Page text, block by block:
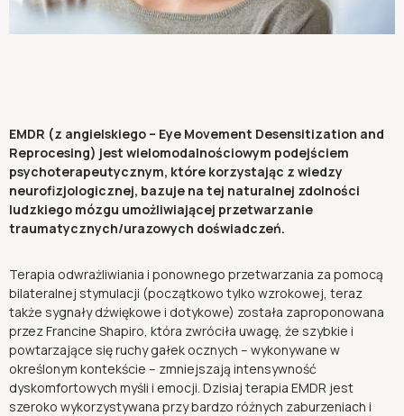
EMDR (z angielskiego – Eye Movement Desensitization and
Reprocesing) jest wielomodalnościowym podejściem
psychoterapeutycznym, które korzystając z wiedzy
neurofizjologicznej, bazuje na tej naturalnej zdolności
ludzkiego mózgu umożliwiającej przetwarzanie
traumatycznych/urazowych doświadczeń.
Terapia odwrażliwiania i ponownego przetwarzania za pomocą
bilateralnej stymulacji (początkowo tylko wzrokowej, teraz
także sygnały dźwiękowe i dotykowe) została zaproponowana
przez Francine Shapiro, która zwróciła uwagę, że szybkie i
powtarzające się ruchy gałek ocznych – wykonywane w
określonym kontekście – zmniejszają intensywność
dyskomfortowych myśli i emocji. Dzisiaj terapia EMDR jest
szeroko wykorzystywana przy bardzo różnych zaburzeniach i